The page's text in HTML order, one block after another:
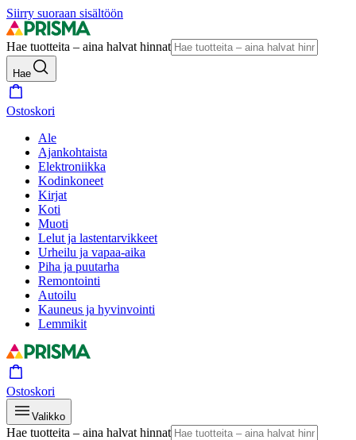
Siirry suoraan sisältöön
Hae tuotteita – aina halvat hinnat
Hae
Ostoskori
Ale
Ajankohtaista
Elektroniikka
Kodinkoneet
Kirjat
Koti
Muoti
Lelut ja lastentarvikkeet
Urheilu ja vapaa-aika
Piha ja puutarha
Remontointi
Autoilu
Kauneus ja hyvinvointi
Lemmikit
Ostoskori
Valikko
Hae tuotteita – aina halvat hinnat